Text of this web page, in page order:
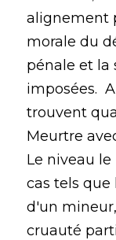
alignement
morale du
pénale et la
imposées.
trouvent
Meurtre
Le niveau
cas tels
d'un
cruauté